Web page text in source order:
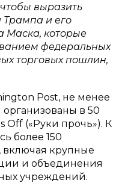
выразить
Трампа и его
Маска, которые
федеральных
торговых пошлин,
Post, не менее
в 50
Off («Руки прочь»). К
более 150
крупные
и объединения
учреждений.